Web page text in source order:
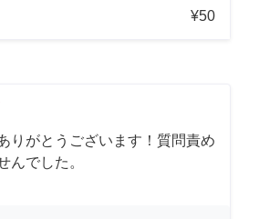
¥50
りがとうございます！質問責め
んでした。